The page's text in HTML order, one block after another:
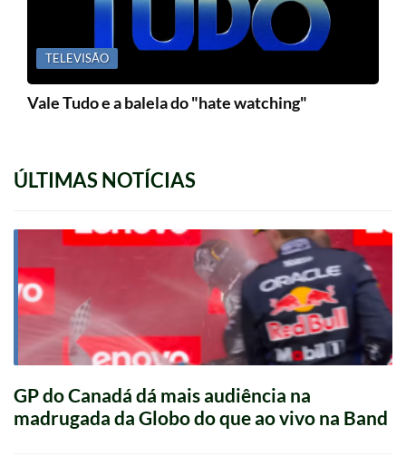
TELEVISÃO
Vale Tudo e a balela do "hate watching"
ÚLTIMAS NOTÍCIAS
GP do Canadá dá mais audiência na
madrugada da Globo do que ao vivo na Band